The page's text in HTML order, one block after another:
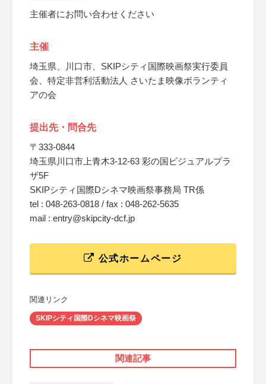
主催者にお問い合わせください
主催
埼玉県、川口市、SKIPシティ国際映画祭実行委員
会、特定非営利活動法人 さいたま映像ボランティ
アの会
提出先・問合先
〒333-0844
埼玉県川口市上青木3-12-63 彩の国ビジュアルプラ
ザ5F
SKIPシティ国際Dシネマ映画祭事務局 TR係
tel : 048-263-0818 / fax : 048-262-5635
mail : entry@skipcity-dcf.jp
公式ホームページ
関連リンク
SKIPシティ国際Dシネマ映画祭
関連記事